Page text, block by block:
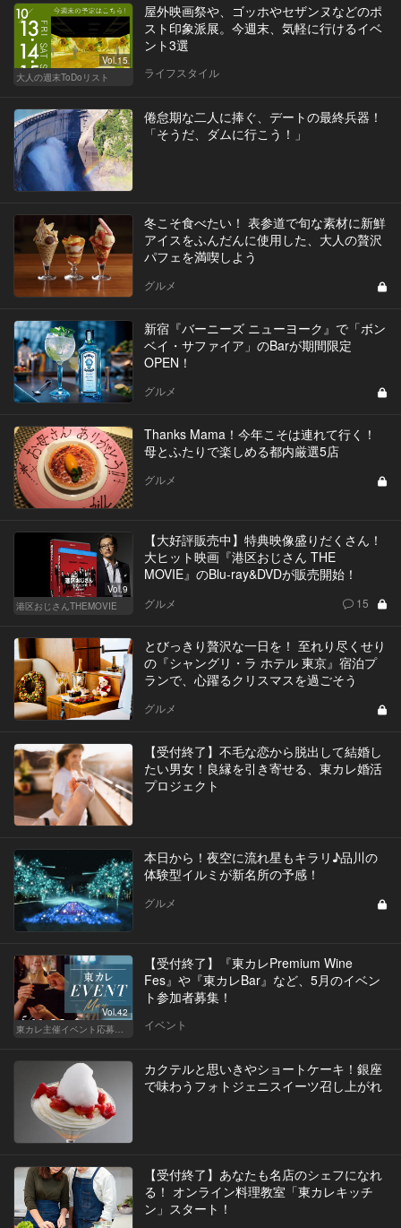
Vol.15
大人の週末ToDoリスト
屋外映画祭や、ゴッホやセザンヌなどのポ
スト印象派展。今週末、気軽に行けるイベ
ント3選
ライフスタイル
倦怠期な二人に捧ぐ、デートの最終兵器！
「そうだ、ダムに行こう！」
冬こそ食べたい！ 表参道で旬な素材に新鮮
アイスをふんだんに使用した、大人の贅沢
パフェを満喫しよう
グルメ
新宿『バーニーズ ニューヨーク』で「ボン
ベイ・サファイア」のBarが期間限定
OPEN！
グルメ
Thanks Mama！今年こそは連れて行く！
母とふたりで楽しめる都内厳選5店
グルメ
Vol.9
港区おじさんTHEMOVIE
【大好評販売中】特典映像盛りだくさん！
大ヒット映画『港区おじさん THE
MOVIE』のBlu-ray&DVDが販売開始！
グルメ 15
とびっきり贅沢な一日を！ 至れり尽くせり
の『シャングリ・ラ ホテル 東京』宿泊プ
ランで、心躍るクリスマスを過ごそう
グルメ
【受付終了】不毛な恋から脱出して結婚し
たい男女！良縁を引き寄せる、東カレ婚活
プロジェクト
本日から！夜空に流れ星もキラリ♪品川の
体験型イルミが新名所の予感！
グルメ
Vol.42
【受付終了】『東カレPremium Wine
Fes』や『東カレBar』など、5月のイベン
ト参加者募集！
イベント
カクテルと思いきやショートケーキ！銀座
で味わうフォトジェニスイーツ召し上がれ
【受付終了】あなたも名店のシェフになれ
る！ オンライン料理教室「東カレキッチ
ン」スタート！